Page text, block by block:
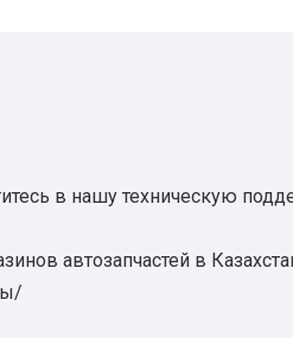
в нашу техническую
автозапчастей в